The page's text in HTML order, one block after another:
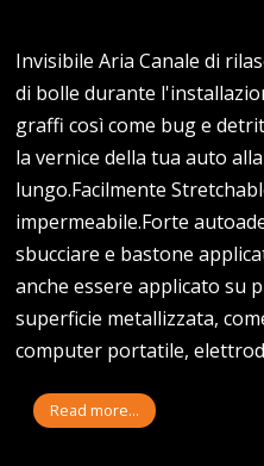
Invisibile Aria Canale di
di bolle durante
graffi così come bug e
la vernice della tua auto
lungo.Facilmente
impermeabile.Forte
sbucciare e bastone
anche essere applicato su
superficie metallizzata,
computer portatile,
Read more...